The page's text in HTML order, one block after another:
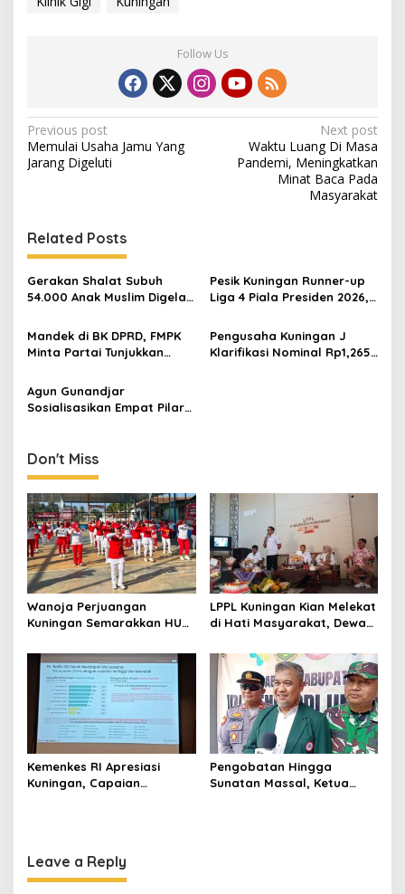
Follow Us
Post
navigation
Previous post
Memulai Usaha Jamu Yang
Jarang Digeluti
Next post
Waktu Luang Di Masa
Pandemi, Meningkatkan
Minat Baca Pada
Masyarakat
Related Posts
Gerakan Shalat Subuh
54.000 Anak Muslim Digelar
Manggarai
Pesik Kuningan Runner-up
Liga 4 Piala Presiden 2026,
Taman Kota Rayakan
Perjuangan Laskar Kuda
Mandek di BK DPRD, FMPK
Minta Partai Tunjukkan
Pengusaha Kuningan J
Klarifikasi Nominal Rp1,265
Agun Gunandjar
Sosialisasikan Empat Pilar
Kebangsaan di Era Digital
Don't Miss
Wanoja Perjuangan
Kuningan Semarakkan HUT
Perempuan Harus Sehat
dan Berdaya
LPPL Kuningan Kian Melekat
di Hati Masyarakat, Dewas
Digital
Kemenkes RI Apresiasi
Kuningan, Capaian
Pengobatan Hingga
Sunatan Massal, Ketua
Leave a Reply